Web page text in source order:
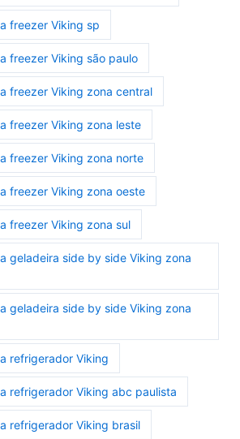
freezer Viking sp
freezer Viking são paulo
freezer Viking zona central
freezer Viking zona leste
freezer Viking zona norte
freezer Viking zona oeste
freezer Viking zona sul
geladeira side by side Viking zona
geladeira side by side Viking zona
refrigerador Viking
refrigerador Viking abc paulista
refrigerador Viking brasil